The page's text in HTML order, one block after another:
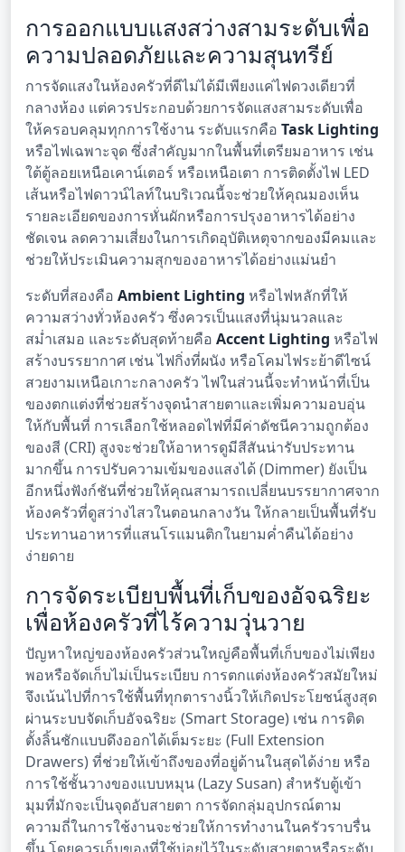
การออกแบบแสงสว่างสามระดับเพื่อ
ความปลอดภัยและความสุนทรีย์
การจัดแสงในห้องครัวที่ดีไม่ได้มีเพียงแค่ไฟดวงเดียวที่
กลางห้อง แต่ควรประกอบด้วยการจัดแสงสามระดับเพื่อ
ให้ครอบคลุมทุกการใช้งาน ระดับแรกคือ Task Lighting
หรือไฟเฉพาะจุด ซึ่งสำคัญมากในพื้นที่เตรียมอาหาร เช่น
ใต้ตู้ลอยเหนือเคาน์เตอร์ หรือเหนือเตา การติดตั้งไฟ LED
เส้นหรือไฟดาวน์ไลท์ในบริเวณนี้จะช่วยให้คุณมองเห็น
รายละเอียดของการหั่นผักหรือการปรุงอาหารได้อย่าง
ชัดเจน ลดความเสี่ยงในการเกิดอุบัติเหตุจากของมีคมและ
ช่วยให้ประเมินความสุกของอาหารได้อย่างแม่นยำ
ระดับที่สองคือ Ambient Lighting หรือไฟหลักที่ให้
ความสว่างทั่วห้องครัว ซึ่งควรเป็นแสงที่นุ่มนวลและ
สม่ำเสมอ และระดับสุดท้ายคือ Accent Lighting หรือไฟ
สร้างบรรยากาศ เช่น ไฟกิ่งที่ผนัง หรือโคมไฟระย้าดีไซน์
สวยงามเหนือเกาะกลางครัว ไฟในส่วนนี้จะทำหน้าที่เป็น
ของตกแต่งที่ช่วยสร้างจุดนำสายตาและเพิ่มความอบอุ่น
ให้กับพื้นที่ การเลือกใช้หลอดไฟที่มีค่าดัชนีความถูกต้อง
ของสี (CRI) สูงจะช่วยให้อาหารดูมีสีสันน่ารับประทาน
มากขึ้น การปรับความเข้มของแสงได้ (Dimmer) ยังเป็น
อีกหนึ่งฟังก์ชันที่ช่วยให้คุณสามารถเปลี่ยนบรรยากาศจาก
ห้องครัวที่ดูสว่างไสวในตอนกลางวัน ให้กลายเป็นพื้นที่รับ
ประทานอาหารที่แสนโรแมนติกในยามค่ำคืนได้อย่าง
ง่ายดาย
การจัดระเบียบพื้นที่เก็บของอัจฉริยะ
เพื่อห้องครัวที่ไร้ความวุ่นวาย
ปัญหาใหญ่ของห้องครัวส่วนใหญ่คือพื้นที่เก็บของไม่เพียง
พอหรือจัดเก็บไม่เป็นระเบียบ การตกแต่งห้องครัวสมัยใหม่
จึงเน้นไปที่การใช้พื้นที่ทุกตารางนิ้วให้เกิดประโยชน์สูงสุด
ผ่านระบบจัดเก็บอัจฉริยะ (Smart Storage) เช่น การติด
ตั้งลิ้นชักแบบดึงออกได้เต็มระยะ (Full Extension
Drawers) ที่ช่วยให้เข้าถึงของที่อยู่ด้านในสุดได้ง่าย หรือ
การใช้ชั้นวางของแบบหมุน (Lazy Susan) สำหรับตู้เข้า
มุมที่มักจะเป็นจุดอับสายตา การจัดกลุ่มอุปกรณ์ตาม
ความถี่ในการใช้งานจะช่วยให้การทำงานในครัวราบรื่น